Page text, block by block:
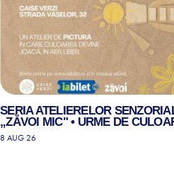
SERIA ATELIERELOR
„ZĂVOI MIC" • URME DE
8 AUG 26